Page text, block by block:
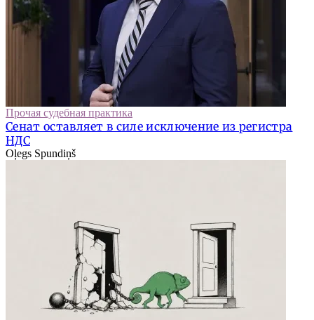
Прочая судебная практика
Сенат оставляет в силе исключение из регистра
НДС
Oļegs Spundiņš